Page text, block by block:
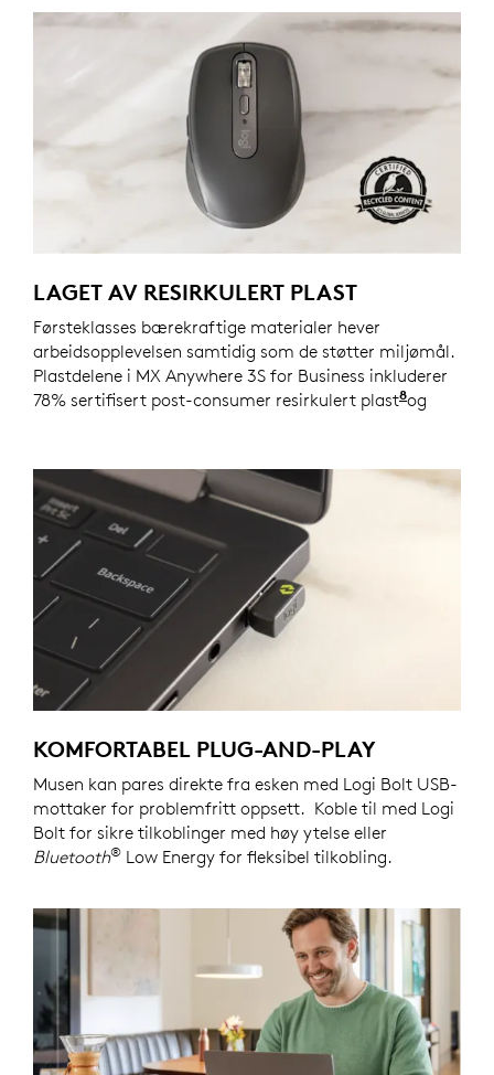
LAGET AV RESIRKULERT PLAST
Førsteklasses bærekraftige materialer hever
arbeidsopplevelsen samtidig som de støtter miljømål.
Plastdelene i MX Anywhere 3S for Business inkluderer
78% sertifisert post-consumer resirkulert plast8Omfatter
og
KOMFORTABEL PLUG-AND-PLAY
Musen kan pares direkte fra esken med Logi Bolt USB-
mottaker for problemfritt oppsett. Koble til med Logi
Bolt for sikre tilkoblinger med høy ytelse eller
Bluetooth® Low Energy for fleksibel tilkobling.